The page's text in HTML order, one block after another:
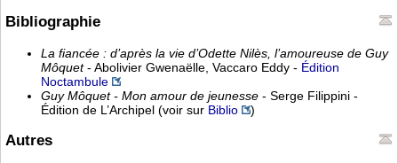
Bibliographie
La fiancée : d’après la vie d’Odette Nilès, l’amoureuse de Guy
Môquet- Abolivier Gwenaëlle, Vaccaro Eddy - Édition
Noctambule
Guy Môquet - Mon amour de jeunesse - Serge Filippini -
Édition de L’Archipel (voir sur Biblio )
Autres